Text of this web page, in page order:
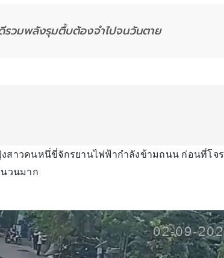
รวมพลังรุมตื้บต้องจำไปจนวันตาย
สาวคนหนึ่ขี่จักรยานไฟฟ้ากำลังข้ามถนน ก่อนที่โจร
นวนมาก